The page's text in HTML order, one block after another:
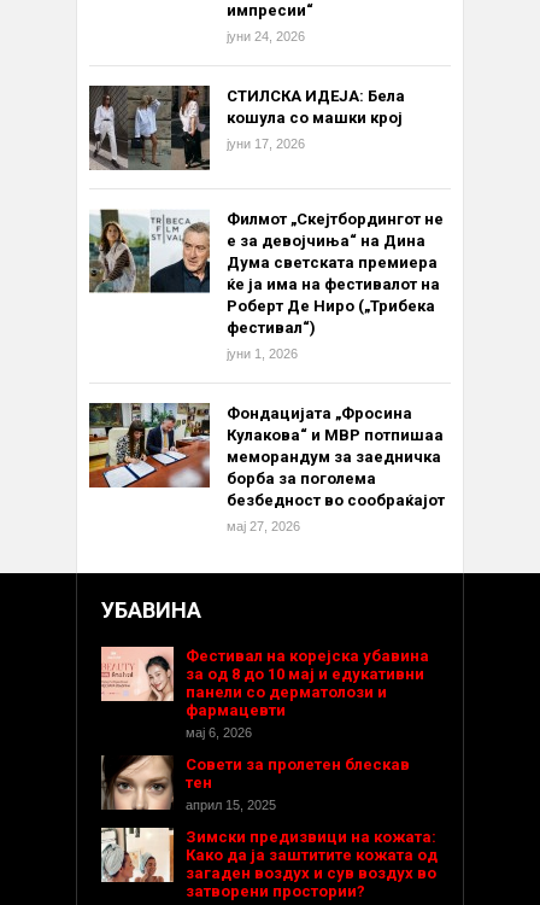
импресии“
јуни 24, 2026
СТИЛСКА ИДЕЈА: Бела
кошула со машки крој
јуни 17, 2026
Филмот „Скејтбордингот не
е за девојчиња“ на Дина
Дума светската премиера
ќе ја има на фестивалот на
Роберт Де Ниро („Трибека
фестивал“)
јуни 1, 2026
Фондацијата „Фросина
Кулакова“ и МВР потпишаа
меморандум за заедничка
борба за поголема
безбедност во сообраќајот
мај 27, 2026
УБАВИНА
Фестивал на корејска убавина
за од 8 до 10 мај и едукативни
панели со дерматолози и
фармацевти
мај 6, 2026
Совети за пролетен блескав
тен
април 15, 2025
Зимски предизвици на кожата:
Како да ја заштитите кожата од
загаден воздух и сув воздух во
затворени простории?